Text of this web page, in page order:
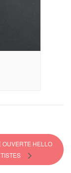
OUVERTE HELLO